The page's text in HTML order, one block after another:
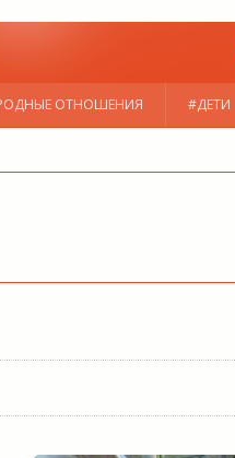
ОТНОШЕНИЯ #ДЕТИ